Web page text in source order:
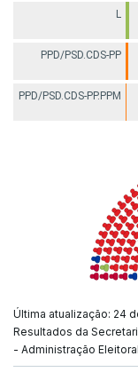
L
PPD/PSD.CDS-PP
PPD/PSD.CDS-PP.PPM
Última atualização: 24
Resultados da
- Administração Eleitoral